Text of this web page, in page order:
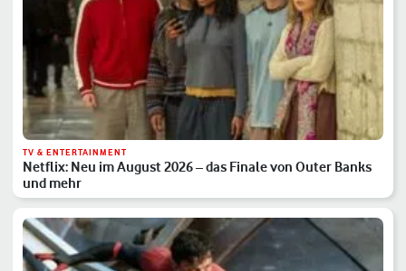
TV & ENTERTAINMENT
Netflix: Neu im August 2026 – das Finale von Outer Banks
und mehr